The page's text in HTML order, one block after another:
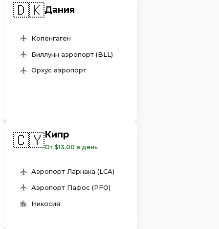
🇩🇰Дания
Копенгаген
Биллунн аэропорт (BLL)
Орхус аэропорт
🇨🇾Кипр
От $13.00 в день
Аэропорт Ларнака (LCA)
Аэропорт Пафос (PFO)
Никосия